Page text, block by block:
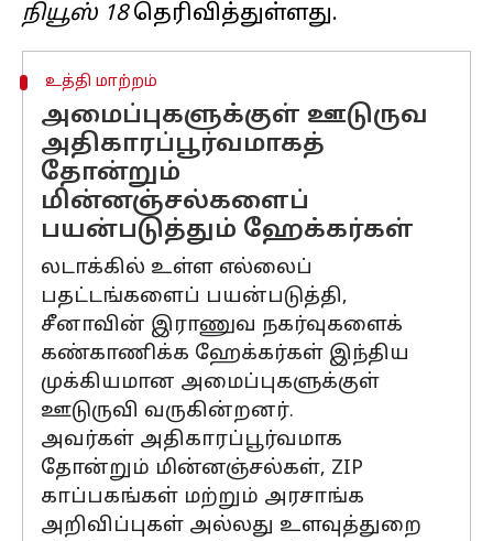
நியூஸ் 18
உத்தி மாற்றம்
அமைப்புகளுக்குள் ஊடுருவ
அதிகாரப்பூர்வமாகத்
தோன்றும்
மின்னஞ்சல்களைப்
பயன்படுத்தும் ஹேக்கர்கள்
லடாக்கில் உள்ள எல்லைப்
பதட்டங்களைப் பயன்படுத்தி,
சீனாவின் இராணுவ நகர்வுகளைக்
கண்காணிக்க ஹேக்கர்கள் இந்திய
முக்கியமான அமைப்புகளுக்குள்
ஊடுருவி வருகின்றனர்.
அவர்கள் அதிகாரப்பூர்வமாக
தோன்றும் மின்னஞ்சல்கள், ZIP
காப்பகங்கள் மற்றும் அரசாங்க
அறிவிப்புகள் அல்லது உளவுத்துறை